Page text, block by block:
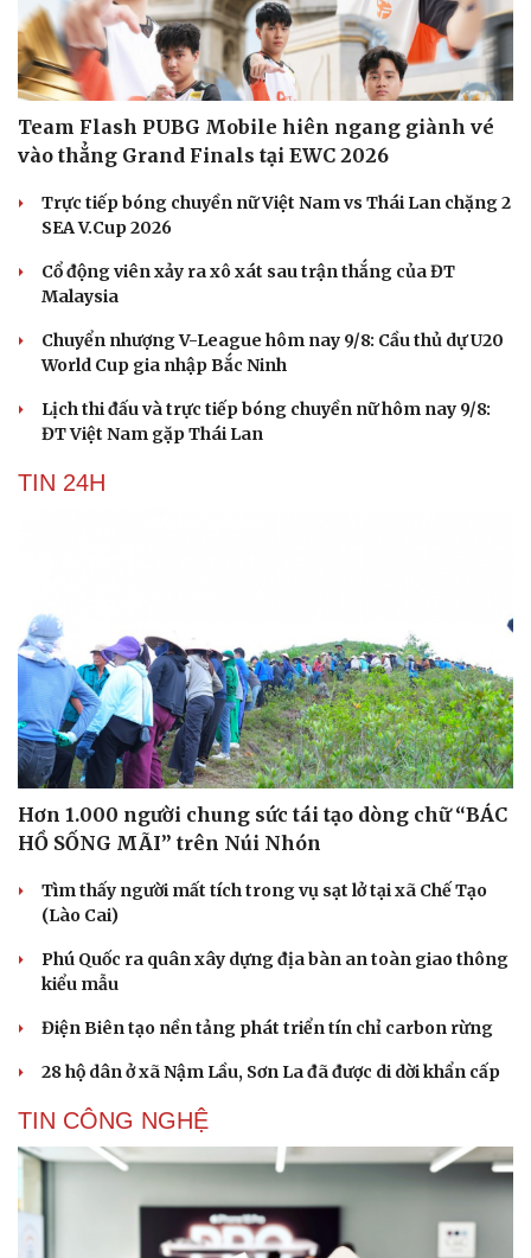
Hạt giống tâm hồn
Team Flash PUBG Mobile hiên ngang giành vé
vào thẳng Grand Finals tại EWC 2026
Trực tiếp bóng chuyền nữ Việt Nam vs Thái Lan chặng 2
SEA V.Cup 2026
Cổ động viên xảy ra xô xát sau trận thắng của ĐT
Malaysia
Chuyển nhượng V-League hôm nay 9/8: Cầu thủ dự U20
World Cup gia nhập Bắc Ninh
Lịch thi đấu và trực tiếp bóng chuyền nữ hôm nay 9/8:
ĐT Việt Nam gặp Thái Lan
TIN 24H
Hơn 1.000 người chung sức tái tạo dòng chữ “BÁC
HỒ SỐNG MÃI” trên Núi Nhón
Tìm thấy người mất tích trong vụ sạt lở tại xã Chế Tạo
(Lào Cai)
Phú Quốc ra quân xây dựng địa bàn an toàn giao thông
kiểu mẫu
Điện Biên tạo nền tảng phát triển tín chỉ carbon rừng
28 hộ dân ở xã Nậm Lầu, Sơn La đã được di dời khẩn cấp
TIN CÔNG NGHỆ